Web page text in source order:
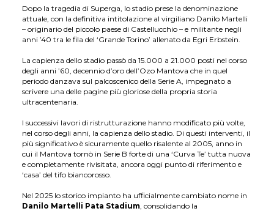
Dopo la tragedia di Superga, lo stadio prese la denominazione
attuale, con la definitiva intitolazione al virgiliano Danilo Martelli
– originario del piccolo paese di Castellucchio – e militante negli
anni ’40 tra le fila del ‘Grande Torino’ allenato da Egri Erbstein.
La capienza dello stadio passò da 15.000 a 21.000 posti nel corso
degli anni ’60, decennio d’oro dell’Ozo Mantova che in quel
periodo danzava sul palcoscenico della Serie A, impegnato a
scrivere una delle pagine più gloriose della propria storia
ultracentenaria.
I successivi lavori di ristrutturazione hanno modificato più volte,
nel corso degli anni, la capienza dello stadio. Di questi interventi, il
più significativo è sicuramente quello risalente al 2005, anno in
cui il Mantova tornò in Serie B forte di una ‘Curva Te’ tutta nuova
e completamente rivisitata, ancora oggi punto di riferimento e
‘casa’ del tifo biancorosso.
Nel 2025 lo storico impianto ha ufficialmente cambiato nome in
Danilo Martelli Pata Stadium, consolidando la